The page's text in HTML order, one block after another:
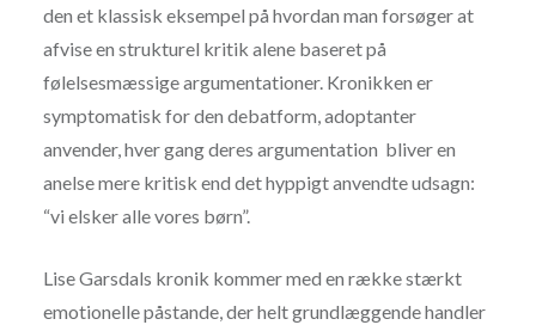
den et klassisk eksempel på hvordan man forsøger at
afvise en strukturel kritik alene baseret på
følelsesmæssige argumentationer. Kronikken er
symptomatisk for den debatform, adoptanter
anvender, hver gang deres argumentation bliver en
anelse mere kritisk end det hyppigt anvendte udsagn:
“vi elsker alle vores børn”.
Lise Garsdals kronik kommer med en række stærkt
emotionelle påstande, der helt grundlæggende handler